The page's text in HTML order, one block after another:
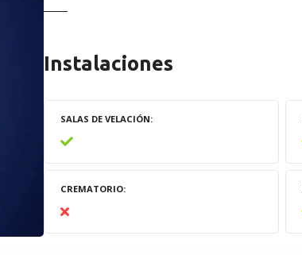
Instalaciones
SALAS DE VELACIÓN
CREMATORIO